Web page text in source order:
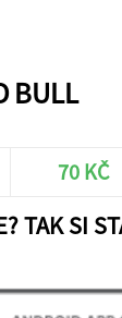
BULL
70 KČ
TAK SI